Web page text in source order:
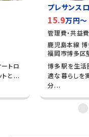
トロ
トと...
プレサンス
15.9万円
管理費・共益
鹿児島本線
福岡市博多区
博多駅を生活
適な暮らしを
分...